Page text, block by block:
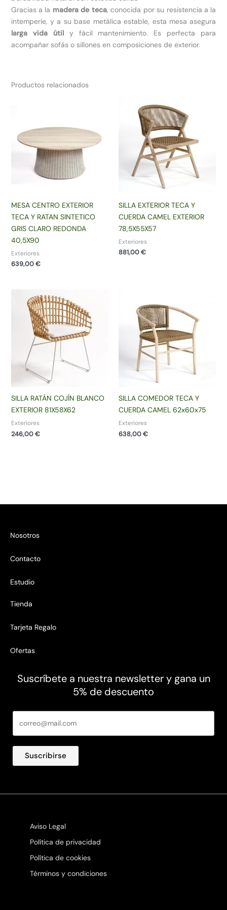
Gracias a la madera de teca, conocida por su resistencia a la
intemperie, y a su base metálica estable, esta mesa asegura
larga vida útily fácil mantenimiento. Es perfecta para
acompañar sofás o sillones en composiciones de exterior.
Productos relacionados
MESA CENTRO EXTERIOR
TECA Y RATAN SINTETICO
GRIS CLARO REDONDA
40,5X90
Exteriores
639,00€
SILLA EXTERIOR TECA Y
CUERDA CAMEL EXTERIOR
78,5X55X57
Exteriores
881,00€
SILLA RATÁN COJÍN BLANCO
EXTERIOR 81X58X62
Exteriores
246,00€
SILLA COMEDOR TECA Y
CUERDA CAMEL 62x60x75
Exteriores
638,00€
Nosotros
Contacto
Estudio
Tienda
Tarjeta Regalo
Ofertas
Suscríbete a nuestra newsletter y gana un
5% de descuento
Suscribirse
Aviso Legal
Política de privacidad
Política de cookies
Términos y condiciones